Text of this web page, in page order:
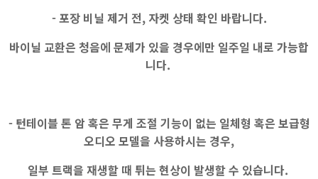
- 포장 비닐 제거 전, 자켓 상태 확인 바랍니다.
바이닐 교환은 청음에 문제가 있을 경우에만 일주일 내로 가능합
니다.
- 턴테이블 톤 암 혹은 무게 조절 기능이 없는 일체형 혹은 보급형
오디오 모델을 사용하시는 경우,
일부 트랙을 재생할 때 튀는 현상이 발생할 수 있습니다.